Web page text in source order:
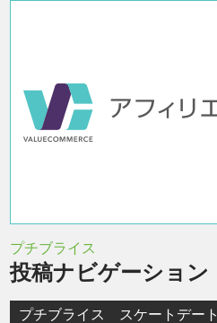
プチブライス
投稿ナビゲーション
プチブライス スケートデート